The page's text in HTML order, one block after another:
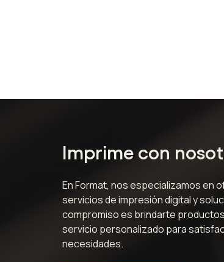
Imprime con
En Format, nos especializamos en
servicios de impresión digital y
compromiso es brindarte productos
servicio personalizado para
necesidades.